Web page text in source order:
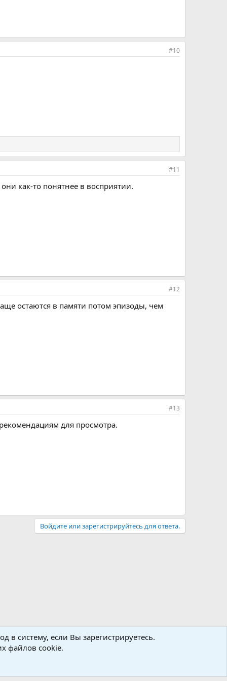
#10
#11
как-то понятнее в восприятии.
#12
остаются в памяти потом эпизоды, чем
#13
для просмотра.
Войдите или зарегистрируйтесь для ответа.
конфиденциальности
в систему, если Вы зарегистрируетесь.
файлов cookie.